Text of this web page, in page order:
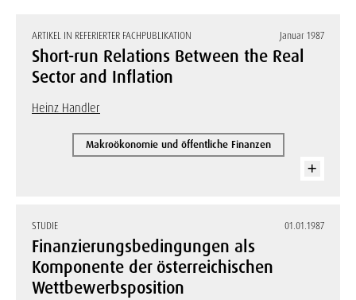
ARTIKEL IN REFERIERTER FACHPUBLIKATION Januar 1987
Short-run Relations Between the Real
Sector and Inflation
Heinz Handler
Makroökonomie und öffentliche Finanzen
STUDIE 01.01.1987
Finanzierungsbedingungen als
Komponente der österreichischen
Wettbewerbsposition